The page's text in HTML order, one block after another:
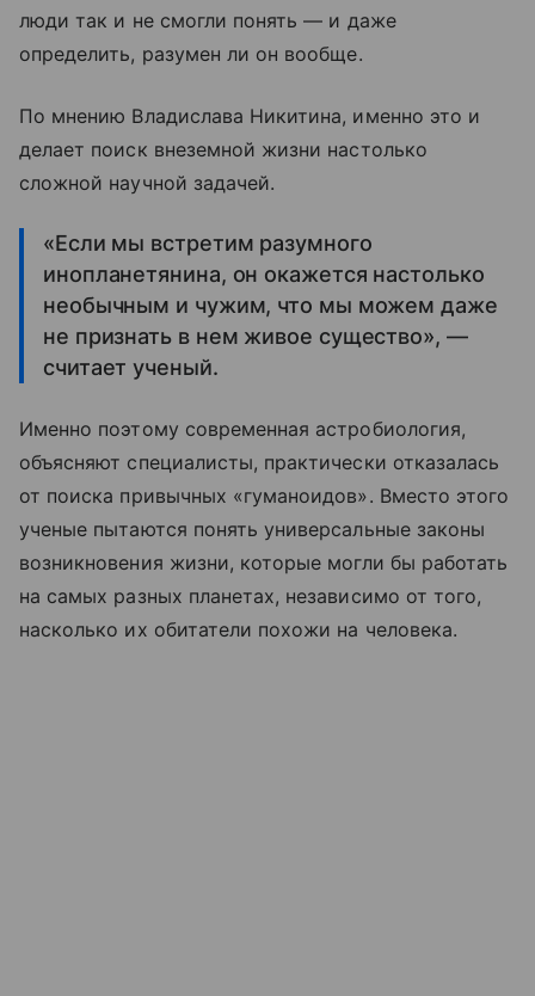
люди так и не смогли понять — и даже
определить, разумен ли он вообще.
По мнению Владислава Никитина, именно это и
делает поиск внеземной жизни настолько
сложной научной задачей.
«Если мы встретим разумного
инопланетянина, он окажется настолько
необычным и чужим, что мы можем даже
не признать в нем живое существо», —
считает ученый.
Именно поэтому современная астробиология,
объясняют специалисты, практически отказалась
от поиска привычных «гуманоидов». Вместо этого
ученые пытаются понять универсальные законы
возникновения жизни, которые могли бы работать
на самых разных планетах, независимо от того,
насколько их обитатели похожи на человека.